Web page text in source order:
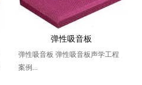
弹性吸音板
弹性吸音板 弹性吸音板声学工程
案例...